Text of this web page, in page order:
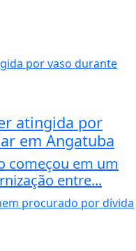
atingida por
em Angatuba
começou em um
entre...